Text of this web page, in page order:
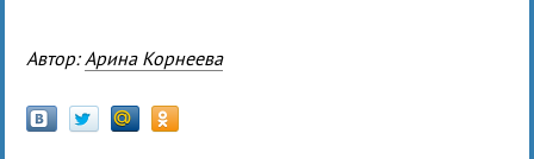
Автор: Арина Корнеева